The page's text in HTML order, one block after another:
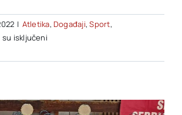
| Atletika, Događaji,Sport,
su isključenina
Challenge
i